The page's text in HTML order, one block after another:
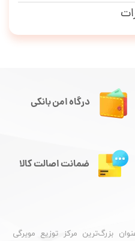
بزرگ‌ترین مرکز توزیع مویرگی
درگاه امن بانکی
ضمانت اصالت کالا